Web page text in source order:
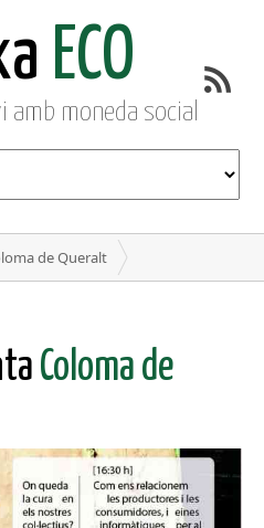
ECO
amb moneda social
de Queralt
Coloma de